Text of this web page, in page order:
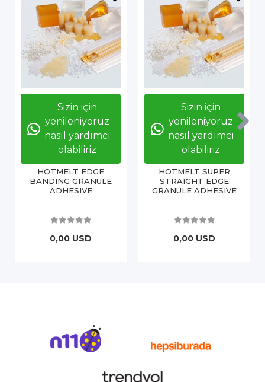
Sizin için
yenileniyoruz
nasıl yardımcı
olabiliriz
HOTMELT EDGE
BANDING GRANULE
ADHESIVE
0,00 USD
Sizin için
yenileniyoruz
nasıl yardımcı
olabiliriz
HOTMELT SUPER
STRAIGHT EDGE
GRANULE ADHESIVE
0,00 USD